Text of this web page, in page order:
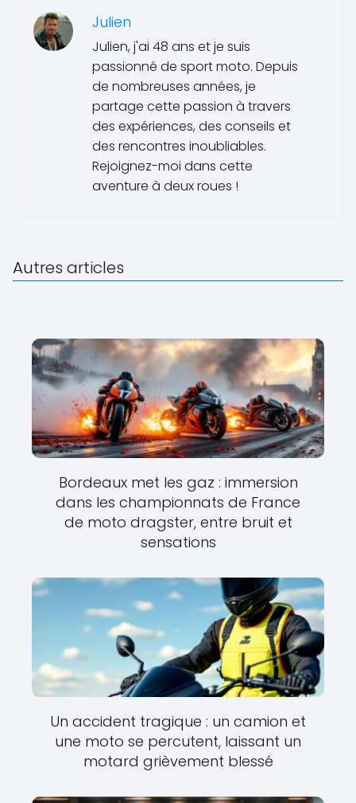
Julien
Julien, j'ai 48 ans et je suis
passionné de sport moto. Depuis
de nombreuses années, je
partage cette passion à travers
des expériences, des conseils et
des rencontres inoubliables.
Rejoignez-moi dans cette
aventure à deux roues !
Autres articles
Bordeaux met les gaz : immersion
dans les championnats de France
de moto dragster, entre bruit et
sensations
Un accident tragique : un camion et
une moto se percutent, laissant un
motard grièvement blessé